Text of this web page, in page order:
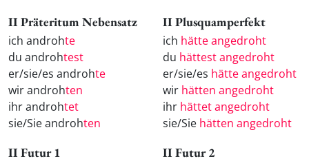
II Präteritum Nebensatz
ich androhte
du androhtest
er/sie/es androhte
wir androhten
ihr androhtet
sie/Sie androhten
II Plusquamperfekt
ich hätte angedroht
du hättest angedroht
er/sie/es hätte angedroht
wir hätten angedroht
ihr hättet angedroht
sie/Sie hätten angedroht
II Futur 1 II Futur 2